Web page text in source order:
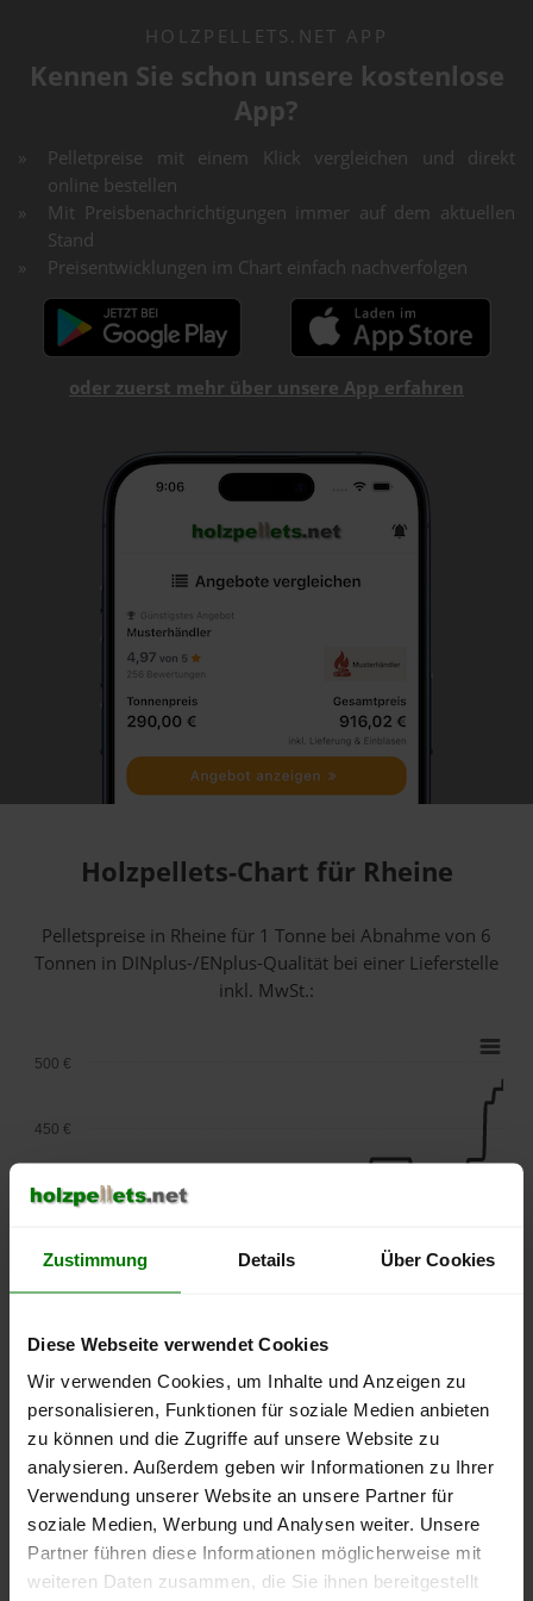
Zustimmung Details Über Cookies
Diese Webseite verwendet Cookies
Wir verwenden Cookies, um Inhalte und Anzeigen zu
personalisieren, Funktionen für soziale Medien anbieten
zu können und die Zugriffe auf unsere Website zu
analysieren. Außerdem geben wir Informationen zu Ihrer
Verwendung unserer Website an unsere Partner für
soziale Medien, Werbung und Analysen weiter. Unsere
Partner führen diese Informationen möglicherweise mit
weiteren Daten zusammen, die Sie ihnen bereitgestellt
HOLZPELLETS.NET APP
Kennen Sie schon unsere kostenlose
App?
Pelletpreise mit einem Klick vergleichen und direkt
online bestellen
Mit Preisbenachrichtigungen immer auf dem aktuellen
Stand
Preisentwicklungen im Chart einfach nachverfolgen
oder zuerst mehr über unsere App erfahren
Holzpellets-Chart für Rheine
Pelletspreise in Rheine für 1 Tonne bei Abnahmevon 6
Tonnen in DINplus-/ENplus-Qualität bei einer Lieferstelle
inkl. MwSt.:
lose Ware Sackware
September
Januar
Mai
250 €
350 €
400 €
450 €
500 €
Die aktuelle Preisentwicklung für Holzpellets in Deutschland
können Sie jederzeit auf unsererPelletspreise-Seite
nachvollziehen.